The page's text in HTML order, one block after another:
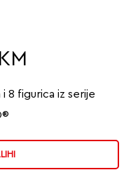
KM
8 figurica iz serije